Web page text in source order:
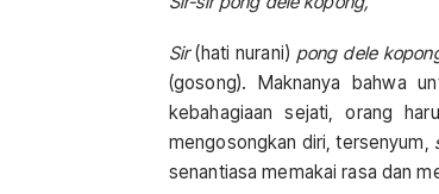
Sir(hati nurani) pong dele
(gosong). Maknanya bahwa
kebahagiaan sejati, orang
mengosongkan diri, tersenyum,
senantiasa memakai rasa dan